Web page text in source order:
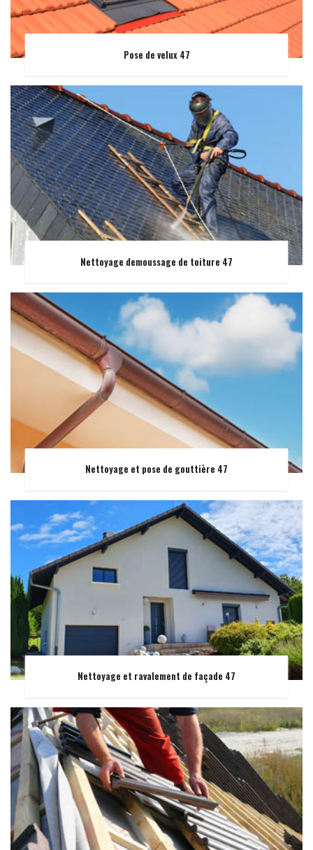
Pose de velux 47
Nettoyage demoussage de toiture 47
Nettoyage et pose de gouttière 47
Nettoyage et ravalement de façade 47